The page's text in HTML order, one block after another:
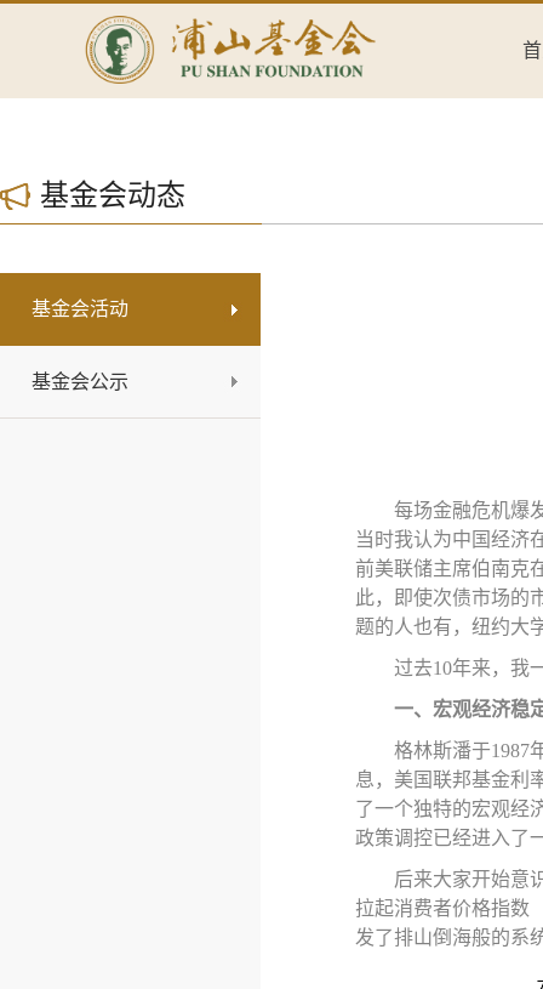
基金会动态
基金会活动
基金会公示
每场金融危机爆
当时我认为中国经济
前美联储主席伯南克
此，
即使次债市场的
题的人也有，纽约大
过去10年来，我
一、宏观经济稳
格林斯潘于1987
息，美国联邦基金利
了一个独特的宏观经
政策调控已经进入了
后来大家开始意
拉起消费者价格指数
发了排山倒海般的系